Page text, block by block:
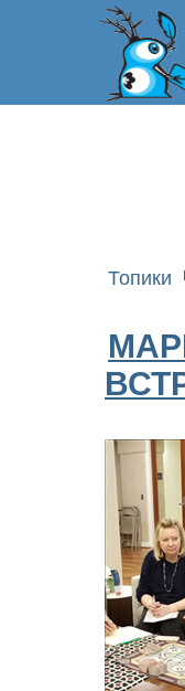
Топики